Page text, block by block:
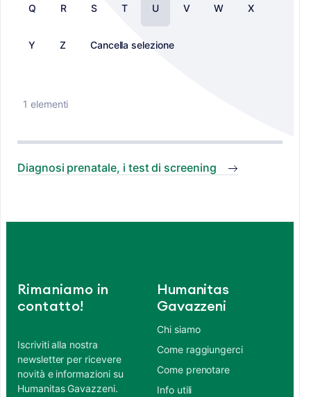
Q R S T U V W X
Y Z Cancella selezione
1 elementi
Diagnosi prenatale, i test di screening
Rimaniamo in
contatto!
Iscriviti alla nostra
newsletter per ricevere
novità e informazioni su
Humanitas Gavazzeni.
Humanitas
Gavazzeni
Chi siamo
Come raggiungerci
Come prenotare
Info utili